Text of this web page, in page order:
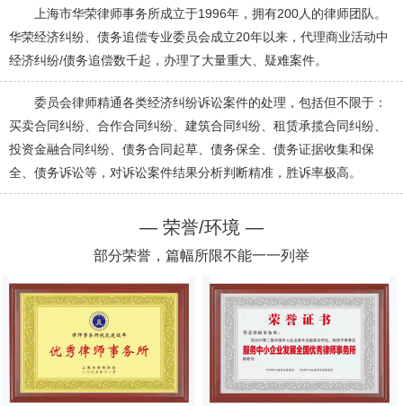
上海市华荣律师事务所成立于1996年，拥有200人的律师团队。
华荣经济纠纷、债务追偿专业委员会成立20年以来，代理商业活动中
经济纠纷/债务追偿数千起，办理了大量重大、疑难案件。
委员会律师精通各类经济纠纷诉讼案件的处理，包括但不限于：
买卖合同纠纷、合作合同纠纷、建筑合同纠纷、租赁承揽合同纠纷、
投资金融合同纠纷、债务合同起草、债务保全、债务证据收集和保
全、债务诉讼等，对诉讼案件结果分析判断精准，胜诉率极高。
— 荣誉/环境 —
部分荣誉，篇幅所限不能一一列举